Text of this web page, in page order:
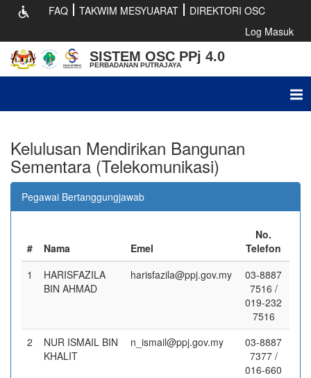
FAQ TAKWIM MESYUARAT
DIREKTORI OSC
Log Masuk
SISTEM OSC PPj 4.0
PERBADANAN PUTRAJAYA
Kelulusan Mendirikan Bangunan
Sementara (Telekomunikasi)
Pegawai Bertanggungjawab
# Nama Emel
No.
Telefon
1
HARISFAZILA
BIN AHMAD
harisfazila@ppj.gov.my
03-8887
7516 /
019-232
7516
2
NUR ISMAIL BIN
KHALIT
n_ismail@ppj.gov.my
03-8887
7377 /
016-660